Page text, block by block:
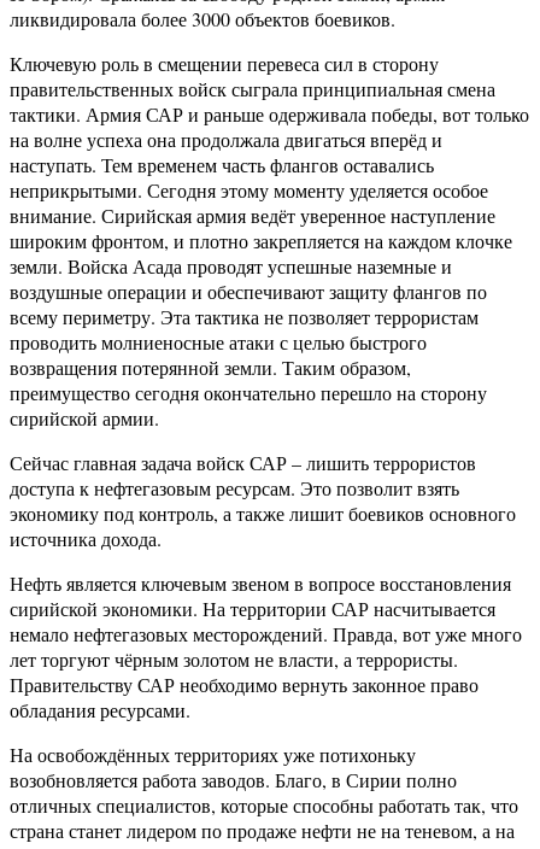
ликвидировала более 3000 объектов боевиков.
Ключевую роль в смещении перевеса сил в сторону
правительственных войск сыграла принципиальная смена
тактики. Армия САР и раньше одерживала победы, вот только
на волне успеха она продолжала двигаться вперёд и
наступать. Тем временем часть флангов оставались
неприкрытыми. Сегодня этому моменту уделяется особое
внимание. Сирийская армия ведёт уверенное наступление
широким фронтом, и плотно закрепляется на каждом клочке
земли. Войска Асада проводят успешные наземные и
воздушные операции и обеспечивают защиту флангов по
всему периметру. Эта тактика не позволяет террористам
проводить молниеносные атаки с целью быстрого
возвращения потерянной земли. Таким образом,
преимущество сегодня окончательно перешло на сторону
сирийской армии.
Сейчас главная задача войск САР – лишить террористов
доступа к нефтегазовым ресурсам. Это позволит взять
экономику под контроль, а также лишит боевиков основного
источника дохода.
Нефть является ключевым звеном в вопросе восстановления
сирийской экономики. На территории САР насчитывается
немало нефтегазовых месторождений. Правда, вот уже много
лет торгуют чёрным золотом не власти, а террористы.
Правительству САР необходимо вернуть законное право
обладания ресурсами.
На освобождённых территориях уже потихоньку
возобновляется работа заводов. Благо, в Сирии полно
отличных специалистов, которые способны работать так, что
страна станет лидером по продаже нефти не на теневом, а на